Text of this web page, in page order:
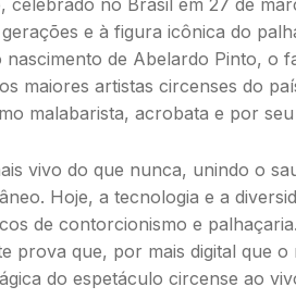
e à figura icônica do
nascimento de Abelardo Pinto, o
maiores artistas circenses do
malabarista, acrobata e por
vivo do que nunca, unindo o
Hoje, a tecnologia e a
de contorcionismo e
prova que, por mais digital que
do espetáculo circense ao